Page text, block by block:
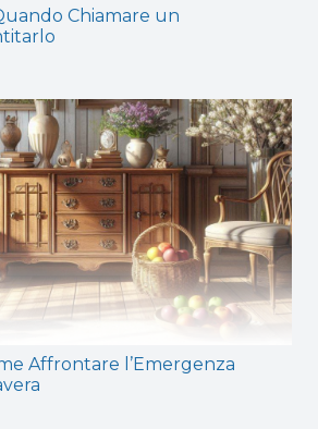
Chiamare un
Affrontare l’Emergenza